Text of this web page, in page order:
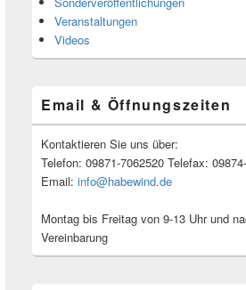
Veranstaltungen
Videos
Email & Öffnungszeiten
Kontaktieren Sie uns über:
Telefon: 09871-7062520 Telefax:
Email: info@habewind.de
Montag bis Freitag von 9-13 Uhr und
Vereinbarung